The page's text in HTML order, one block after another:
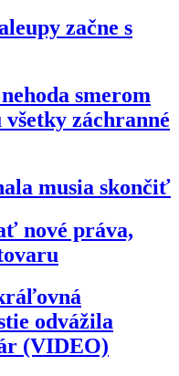
začne s
smerom
záchranné
musia skončiť
nové práva,
odvážila
(VIDEO)